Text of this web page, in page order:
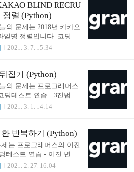
요 programmers.co.kr Sol
for row in range(len(arr
arr1[row][col] = ar
return arr1 SOMJANG/C
일 1문제 since 2020.0..
BLIND RECRU
렬 (Python)
의 문제는 2018년 카카오
일명 정렬입니다. 코딩테
파일명 정렬 세 차례의
되었다. 저장소 서버에
Solution import re def
= [re.split(r"
x: (x[0].lower(), int
2021. 3. 7. 15:34
집기 (Python)
의 문제는 프로그래머스
딩테스트 연습 - 3진법 뒤
주어집니다. n을 3진법
이하인 자연수 p
solution(n): answer = 0 t
= divmod(n, 3) ternary
1일 1문제
2021. 3. 1. 14:14
반복하기 (Python)
는 프로그래머스의 이진
테스트 연습 - 이진 변환
Solution def solution(x): a
2021. 2. 27. 16:04